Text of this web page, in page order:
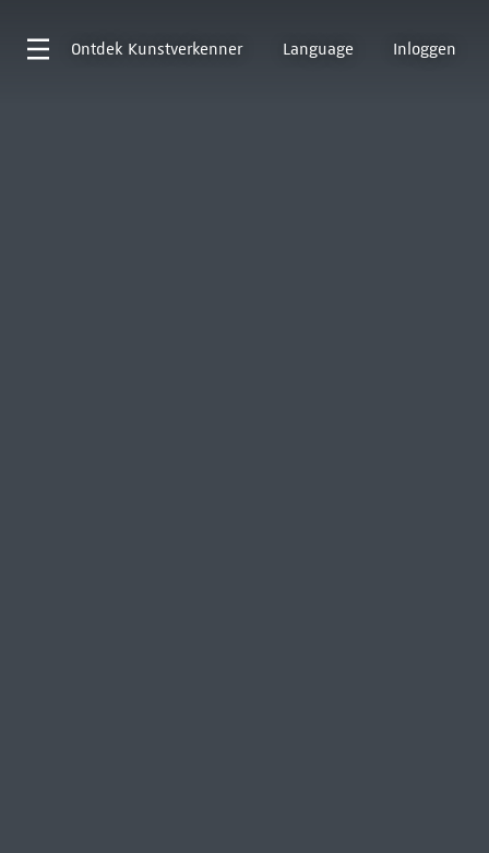
Ontdek Kunstverkenner Language Inloggen